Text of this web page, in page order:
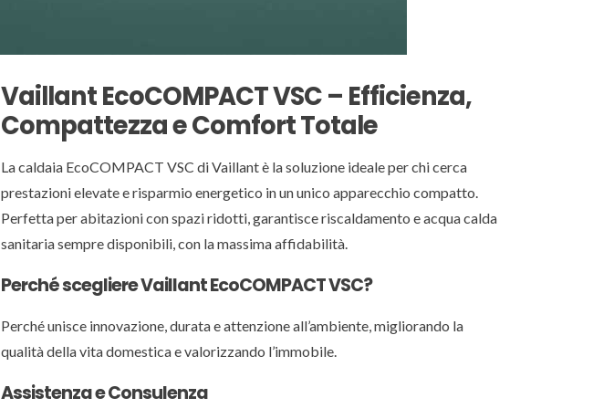
Vaillant EcoCOMPACT VSC – Efficienza,
Compattezza e Comfort Totale
La caldaia EcoCOMPACT VSC di Vaillant è la soluzione ideale per chi cerca
prestazioni elevate e risparmio energetico in un unico apparecchio compatto.
Perfetta per abitazioni con spazi ridotti, garantisce riscaldamento e acqua calda
sanitaria sempre disponibili, con la massima affidabilità.
Perché scegliere Vaillant EcoCOMPACT VSC?
Perché unisce innovazione, durata e attenzione all’ambiente, migliorando la
qualità della vita domestica e valorizzando l’immobile.
Assistenza e Consulenza